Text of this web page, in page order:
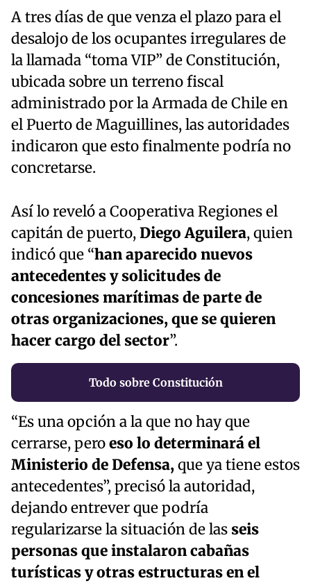
A tres días de que venza el plazo para el
desalojo de los ocupantes irregulares de
la llamada “toma VIP” de Constitución,
ubicada sobre un terreno fiscal
administrado por la Armada de Chile en
el Puerto de Maguillines, las autoridades
indicaron que esto finalmente podría no
concretarse.
Así lo reveló a Cooperativa Regiones el
capitán de puerto,Diego Aguilera, quien
indicó que “han aparecido nuevos
antecedentes y solicitudes de
concesiones marítimas de parte de
otras organizaciones, que se quieren
hacer cargo del sector”.
Todo sobre Constitución
“Es una opción a la que no hay que
cerrarse, peroeso lo determinará el
Ministerio de Defensa,que ya tiene estos
antecedentes”, precisó la autoridad,
dejando entrever que podría
regularizarse la situación de las seis
personas que instalaron cabañas
turísticas y otras estructuras en el